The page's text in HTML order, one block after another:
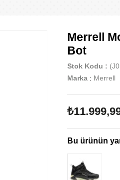
Merrell
Bot
Stok Kodu
Marka : Merrell
Bu ürünün